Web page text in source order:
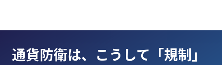
通貨防衛は、こうして「規制」